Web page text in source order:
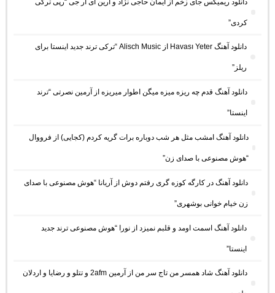
کردی”
دانلود آهنگ Havası Yeter از Alisch Music “ترکی ترند جدید اینستا برای
ریلز”
دانلود آهنگ ﻗﺪم ﭼﻪ رﻳﺰه ﻣﻴﺰه ﻣﻴﮕﻦ اﻃﻮار ﻣﻴﺮﻳﺰه از آرمین نصرتی “ترند
اینستا”
دانلود آهنگ امشب مثل هر شب دوباره برات گریه کردم (کجایی) از فرووال
“هوش مصنوعی با صدای زن”
دانلود آهنگ در کارگه کوزه گری رفتم دوش از آریانا “هوش مصنوعی با صدای
زن خیام خوانی بوشهری”
دانلود آهنگ اسمت اومد و قلبم نمیزد از نورا “هوش مصنوعی ترند جدید
اینستا”
دانلود آهنگ شاد همسر من تاج سر من از آرمین 2afm و تتلو و رضایا و اردلان